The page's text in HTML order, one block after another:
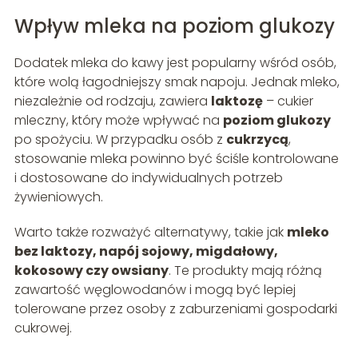
Wpływ mleka na poziom glukozy
Dodatek mleka do kawy jest popularny wśród osób,
które wolą łagodniejszy smak napoju. Jednak mleko,
niezależnie od rodzaju, zawiera laktozę– cukier
mleczny, który może wpływać na poziom glukozy
po spożyciu. W przypadku osób z cukrzycą,
stosowanie mleka powinno być ściśle kontrolowane
i dostosowane do indywidualnych potrzeb
żywieniowych.
Warto także rozważyć alternatywy, takie jak mleko
bez laktozy, napój sojowy, migdałowy,
kokosowy czy owsiany. Te produkty mają różną
zawartość węglowodanów i mogą być lepiej
tolerowane przez osoby z zaburzeniami gospodarki
cukrowej.